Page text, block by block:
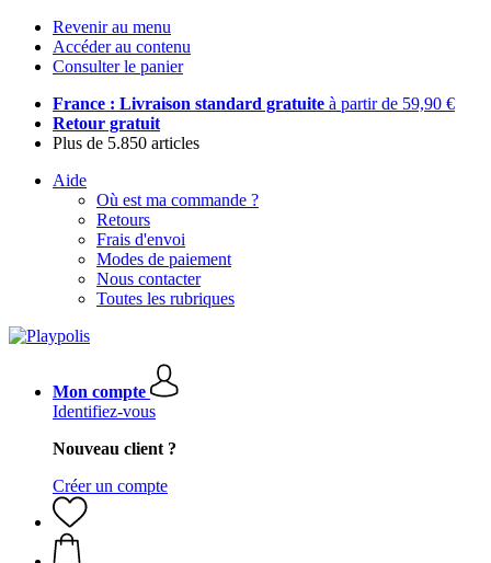
Revenir au menu
Accéder au contenu
Consulter le panier
France : Livraison standard gratuite à partir de 59,90 €
Retour gratuit
Plus de 5.850 articles
Aide
Où est ma commande ?
Retours
Frais d'envoi
Modes de paiement
Nous contacter
Toutes les rubriques
Mon compte
Identifiez-vous
Nouveau client ?
Créer un compte